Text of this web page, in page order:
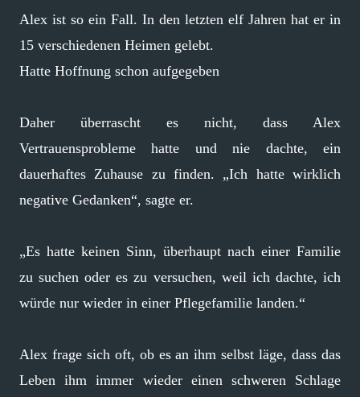
Alex ist so ein Fall. In den letzten elf Jahren hat er in
15 verschiedenen Heimen gelebt.
Hatte Hoffnung schon aufgegeben
Daher überrascht es nicht, dass Alex
Vertrauensprobleme hatte und nie dachte, ein
dauerhaftes Zuhause zu finden. „Ich hatte wirklich
negative Gedanken“, sagte er.
„Es hatte keinen Sinn, überhaupt nach einer Familie
zu suchen oder es zu versuchen, weil ich dachte, ich
würde nur wieder in einer Pflegefamilie landen.“
Alex frage sich oft, ob es an ihm selbst läge, dass das
Leben ihm immer wieder einen schweren Schlage